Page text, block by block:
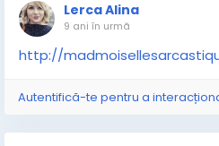
Lerca Alina
9 ani în urmă
http://
Autentifică-te pentru a